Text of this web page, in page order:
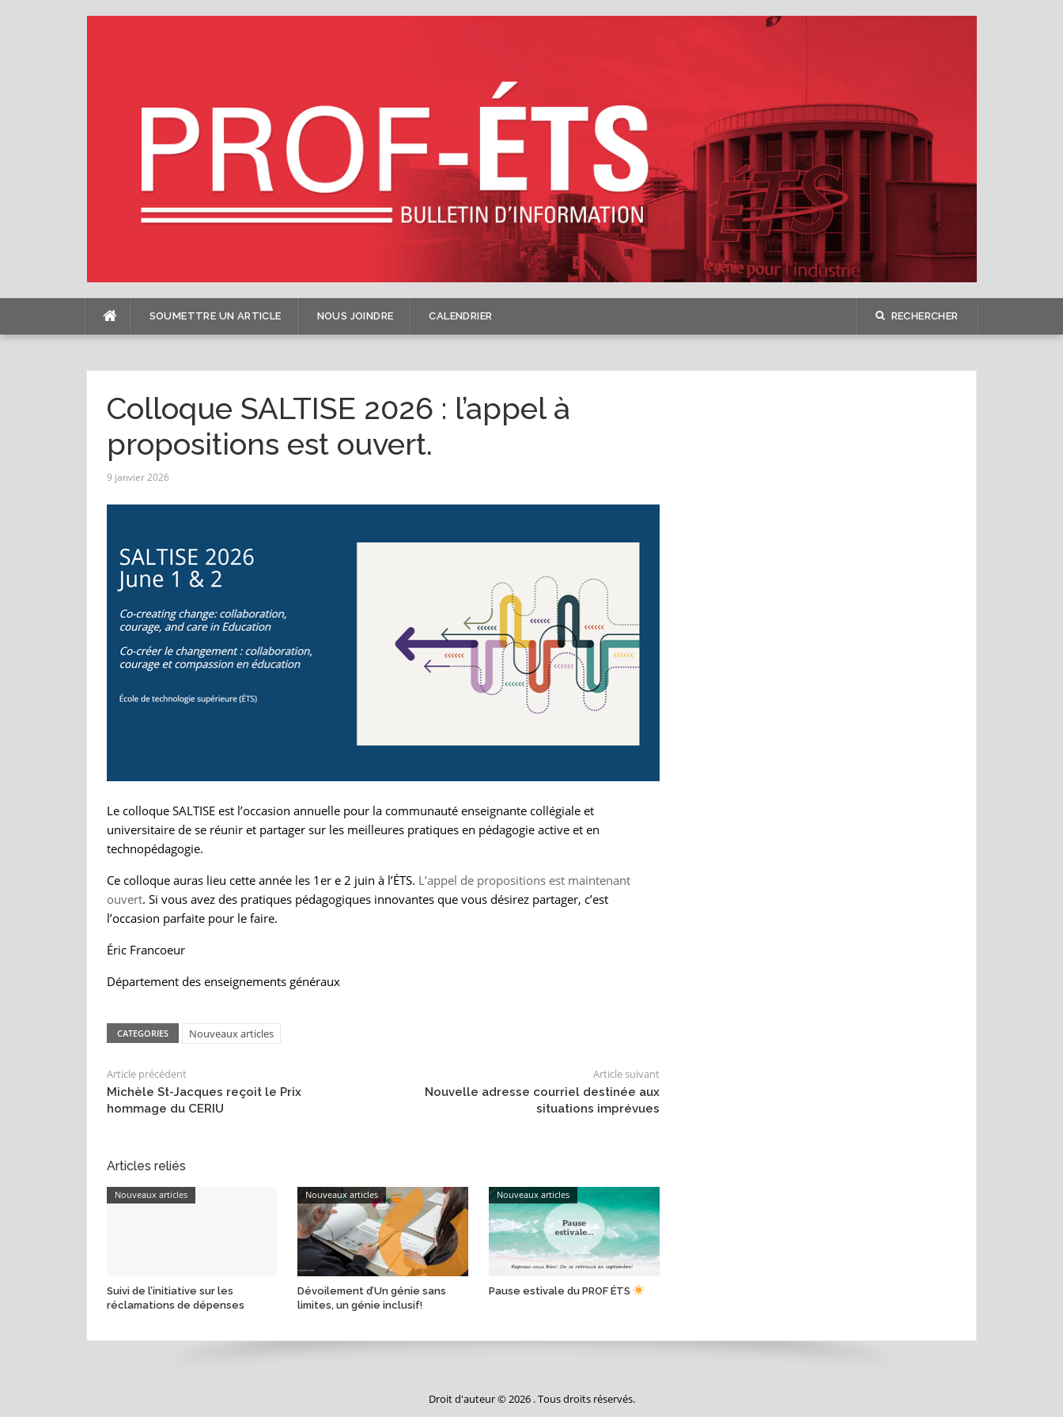
SOUMETTRE UN ARTICLE NOUS JOINDRE CALENDRIER RECHERCHER
Colloque SALTISE 2026 : l’appel à
propositions est ouvert.
9 janvier 2026
Le colloque SALTISE est l’occasion annuelle pour la communauté enseignante collégiale et
universitaire de se réunir et partager sur les meilleures pratiques en pédagogie active et en
technopédagogie.
Ce colloque auras lieu cette année les 1er e 2 juin à l’ÉTS. L’appel de propositions est maintenant
ouvert. Si vous avez des pratiques pédagogiques innovantes que vous désirez partager, c’est
l’occasion parfaite pour le faire.
Éric Francoeur
Département des enseignements généraux
CATEGORIES Nouveaux articles
Article précédent
Michèle St-Jacques reçoit le Prix
hommage du CERIU
Article suivant
Nouvelle adresse courriel destinée aux
situations imprévues
Articles reliés
Nouveaux articles
Suivi de l’initiative sur les
réclamations de dépenses
Nouveaux articles
Dévoilement d’Un génie sans
limites, un génie inclusif!
Nouveaux articles
Pause estivale du PROF ÉTS
Droit d'auteur © 2026 . Tous droits réservés.